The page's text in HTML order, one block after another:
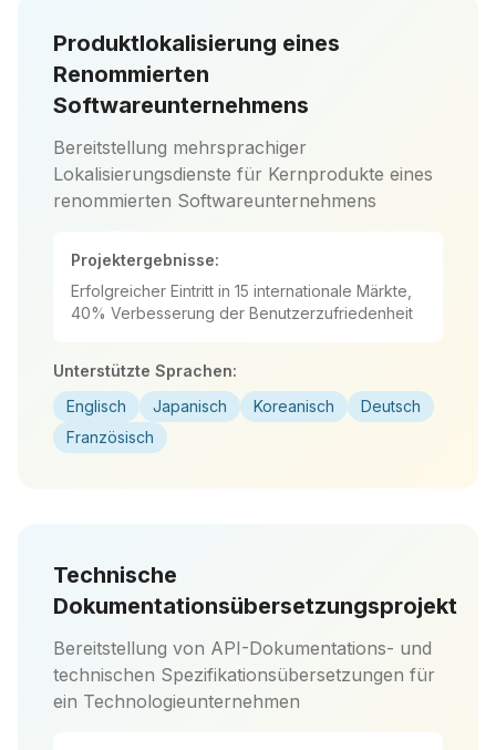
Produktlokalisierung eines
Renommierten
Softwareunternehmens
Bereitstellung mehrsprachiger
Lokalisierungsdienste für Kernprodukte eines
renommierten Softwareunternehmens
Projektergebnisse:
Erfolgreicher Eintritt in 15 internationale Märkte,
40% Verbesserung der Benutzerzufriedenheit
Unterstützte Sprachen:
Englisch
Japanisch Koreanisch
Deutsch
Französisch
Technische
Dokumentationsübersetzungsprojekt
Bereitstellung von API-Dokumentations- und
technischen Spezifikationsübersetzungen für
ein Technologieunternehmen